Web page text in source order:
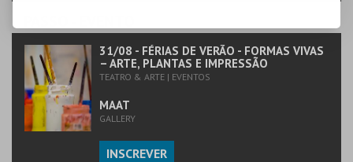
31/08 - FÉRIAS DE VERÃO - FORMAS VIVAS
– ARTE, PLANTAS E IMPRESSÃO
TEATRO & ARTE | EVENTOS
MAAT
GALLERY
INSCREVER